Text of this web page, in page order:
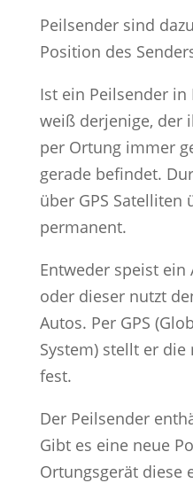
Peilsender sind
Position des
Ist ein Peilsender in
weiß derjenige, der
per Ortung immer
gerade befindet.
über GPS Satelliten
permanent.
Entweder speist ein
oder dieser nutzt
Autos. Per GPS
System) stellt er
fest.
Der Peilsender
Gibt es eine neue
Ortungsgerät diese